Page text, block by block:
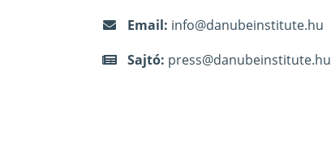
Email: info@danubeinstitute.hu
Sajtó: press@danubeinstitute.hu